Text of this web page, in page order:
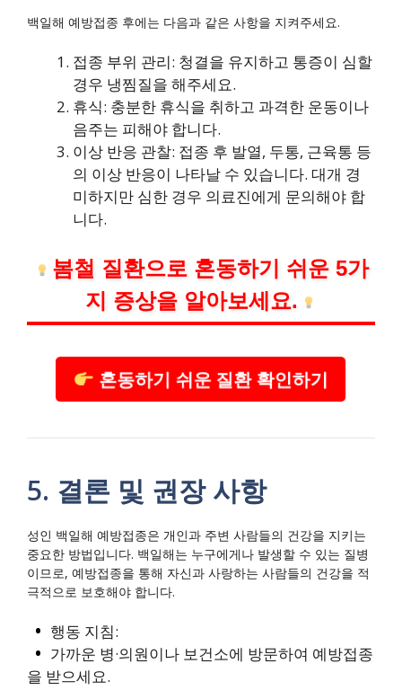
백일해 예방접종 후에는 다음과 같은 사항을 지켜주세요.
접종 부위 관리: 청결을 유지하고 통증이 심할
경우 냉찜질을 해주세요.
휴식: 충분한 휴식을 취하고 과격한 운동이나
음주는 피해야 합니다.
이상 반응 관찰: 접종 후 발열, 두통, 근육통 등
의 이상 반응이 나타날 수 있습니다. 대개 경
미하지만 심한 경우 의료진에게 문의해야 합
니다.
봄철 질환으로 혼동하기 쉬운 5가
지 증상을 알아보세요.
혼동하기 쉬운 질환 확인하기
5. 결론 및 권장 사항
성인 백일해 예방접종은 개인과 주변 사람들의 건강을 지키는
중요한 방법입니다. 백일해는 누구에게나 발생할 수 있는 질병
이므로, 예방접종을 통해 자신과 사랑하는 사람들의 건강을 적
극적으로 보호해야 합니다.
행동 지침:
가까운 병·의원이나 보건소에 방문하여 예방접종
을 받으세요.